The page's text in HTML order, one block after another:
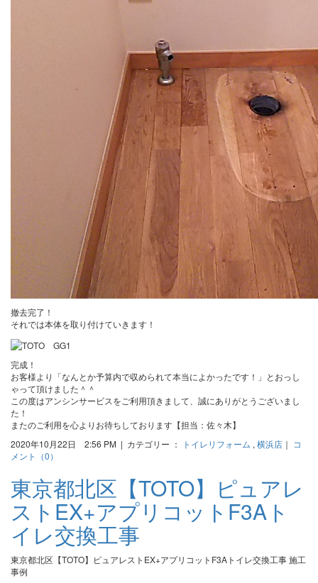
撤去完了！
それでは本体を取り付けていきます！
完成！
お客様より「なんとか予算内で収められて本当によかったです！」とおっし
ゃって頂けました＾＾
この度はアンシンサービスをご利用頂きまして、誠にありがとうございまし
た！
またのご利用を心よりお待ちしております【担当：佐々木】
2020年10月22日 2:56 PM | カテゴリー ：
トイレリフォーム , 横浜店 ｜ コ
メント（0）
東京都北区【TOTO】ピュアレ
ストEX+アプリコットF3Aト
イレ交換工事
東京都北区【TOTO】ピュアレストEX+アプリコットF3Aトイレ交換工事 施工
事例